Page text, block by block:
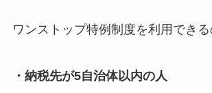
ワンストップ特例制度を利用できる
・納税先が5自治体以内の人